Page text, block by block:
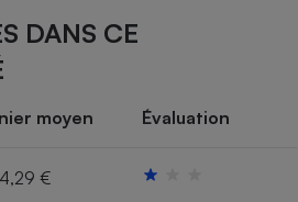
DANS CE
moyen Évaluation
€
Robot ménager